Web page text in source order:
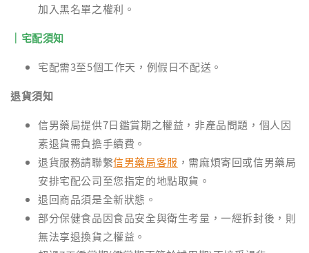
加入黑名單之權利。
｜宅配須知
宅配需3至5個工作天，例假日不配送。
退貨須知
信男藥局提供7日鑑賞期之權益，非產品問題，個人因
素退貨需負擔手續費。
退貨服務請聯繫信男藥局客服 ，需麻煩寄回或信男藥局
安排宅配公司至您指定的地點取貨。
退回商品須是全新狀態。
部分保健食品因食品安全與衛生考量，一經拆封後，則
無法享退換貨之權益。